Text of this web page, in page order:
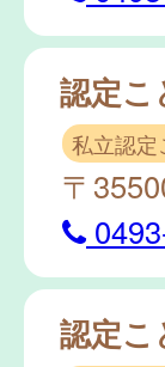
認定こ
私立認定
〒
認定こ